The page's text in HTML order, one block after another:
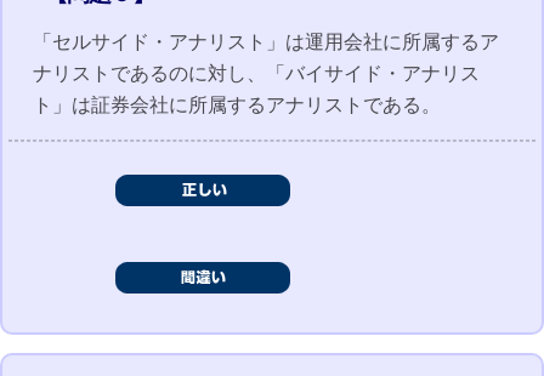
「セルサイド・アナリスト」は運用会社に所属するア
ナリストであるのに対し、「バイサイド・アナリス
ト」は証券会社に所属するアナリストである。